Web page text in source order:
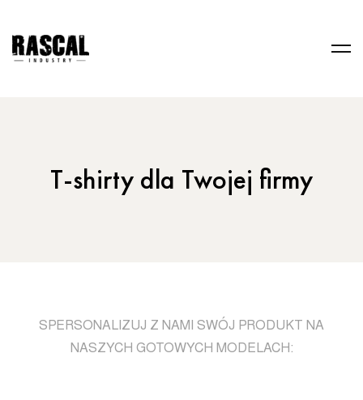
T-shirty dla Twojej firmy
SPERSONALIZUJ Z NAMI SWÓJ PRODUKT NA
NASZYCH GOTOWYCH MODELACH: